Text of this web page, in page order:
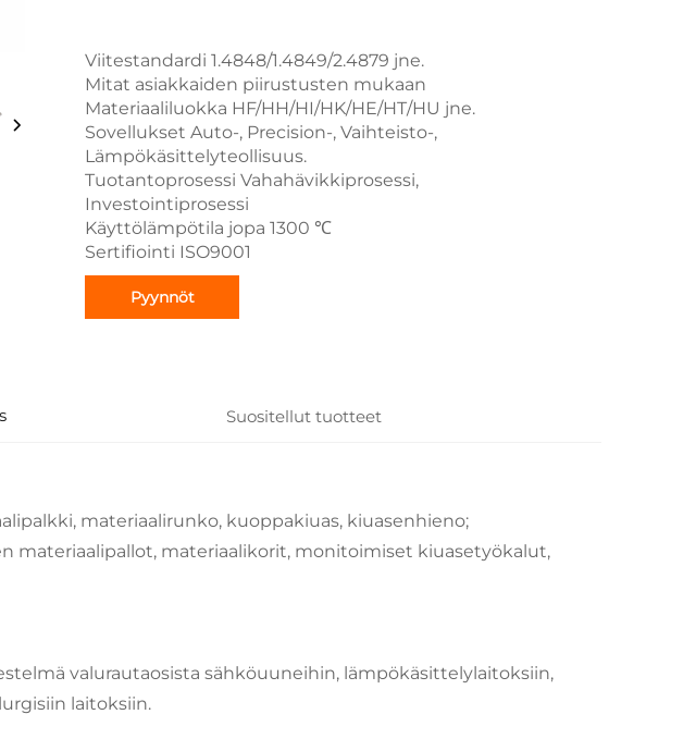
Viitestandardi 1.4848/1.4849/2.4879 jne.
Mitat asiakkaiden piirustusten mukaan
Materiaaliluokka HF/HH/HI/HK/HE/HT/HU jne.
Sovellukset Auto-, Precision-, Vaihteisto-,
Lämpökäsittelyteollisuus.
Tuotantoprosessi Vahahävikkiprosessi,
Investointiprosessi
Käyttölämpötila jopa 1300 ℃
Sertifiointi ISO9001
Pyynnöt
Suositellut tuotteet
materiaalirunko, kuoppakiuas, kiuasenhieno;
materiaalipallot, materiaalikorit, monitoimiset kiuasetyökalut,
valurautaosista sähköuuneihin, lämpökäsittelylaitoksiin,
laitoksiin.